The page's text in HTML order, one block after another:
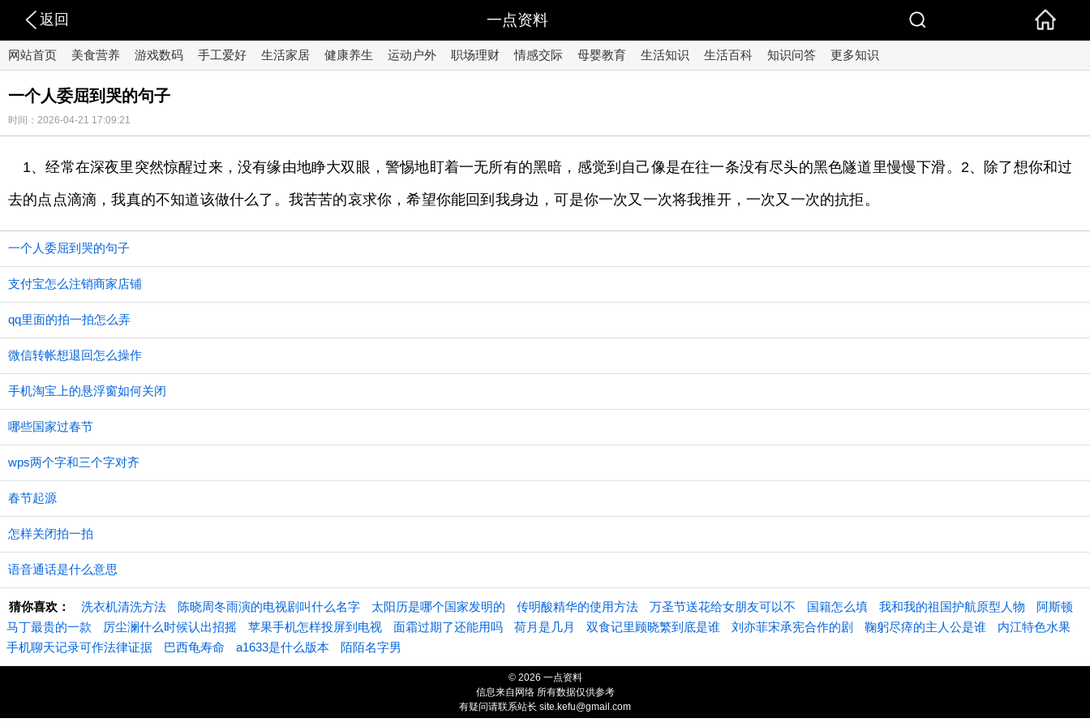
返回 一点资料
网站首页 美食营养 游戏数码 手工爱好 生活家居 健康养生 运动户外 职场理财 情感交际 母婴教育 生活知识 生活百科 知识问答 更多知识
一个人委屈到哭的句子
时间：2026-04-21 17:09:21
1、经常在深夜里突然惊醒过来，没有缘由地睁大双眼，警惕地盯着一无所有的黑暗，感觉到自己像是在往一条没有尽头的黑色隧道里慢慢下滑。2、除了想你和过
去的点点滴滴，我真的不知道该做什么了。我苦苦的哀求你，希望你能回到我身边，可是你一次又一次将我推开，一次又一次的抗拒。
一个人委屈到哭的句子
支付宝怎么注销商家店铺
qq里面的拍一拍怎么弄
微信转帐想退回怎么操作
手机淘宝上的悬浮窗如何关闭
哪些国家过春节
wps两个字和三个字对齐
春节起源
怎样关闭拍一拍
语音通话是什么意思
猜你喜欢： 洗衣机清洗方法 陈晓周冬雨演的电视剧叫什么名字 太阳历是哪个国家发明的 传明酸精华的使用方法 万圣节送花给女朋友可以不 国籍怎么填 我和我的祖国护航原型人物
阿斯顿
马丁最贵的一款
厉尘澜什么时候认出招摇 苹果手机怎样投屏到电视 面霜过期了还能用吗 荷月是几月 双食记里顾晓繁到底是谁 刘亦菲宋承宪合作的剧 鞠躬尽瘁的主人公是谁
内江特色水果
手机聊天记录可作法律证据
巴西龟寿命 a1633是什么版本 陌陌名字男
© 2026 一点资料
信息来自网络 所有数据仅供参考
有疑问请联系站长 site.kefu@gmail.com